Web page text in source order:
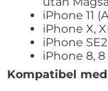
iPhone 11
iPhone X,
iPhone
iPhone 8,
Kompatibel